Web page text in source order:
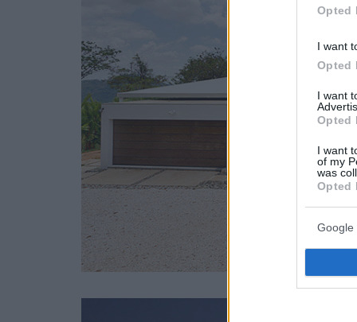
Opted
I want
Opted
I want
Opted
I want
of my
was
Opted
Google